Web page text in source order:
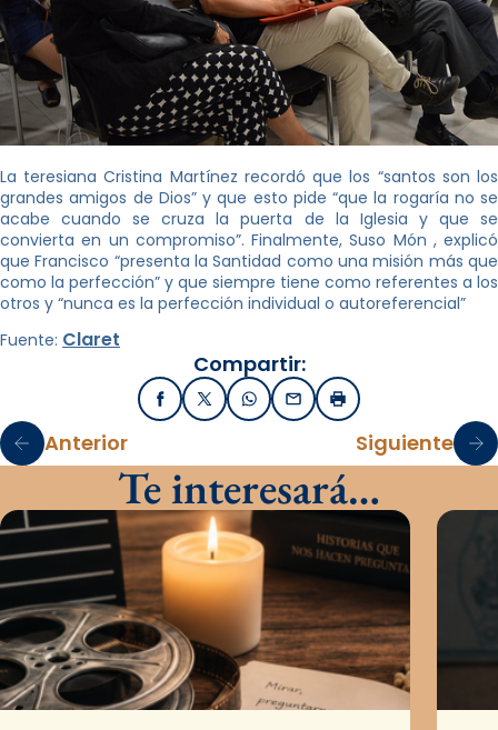
La teresiana Cristina Martínez recordó que los “santos son los
grandes amigos de Dios” y que esto pide “que la rogaría no se
acabe cuando se cruza la puerta de la Iglesia y que se
convierta en un compromiso”. Finalmente, Suso Món , explicó
que Francisco “presenta la Santidad como una misión más que
como la perfección” y que siempre tiene como referentes a los
otros y “nunca es la perfección individual o autoreferencial”
Fuente: Claret
Compartir:
FacebookX / TwitterWhatsApp
EmailImprimir
Anterior Siguiente
Te interesará…